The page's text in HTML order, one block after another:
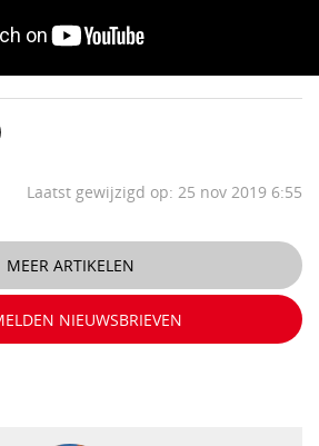
Laatst gewijzigd op: 25 nov 2019 6:55
MEER ARTIKELEN
NIEUWSBRIEVEN